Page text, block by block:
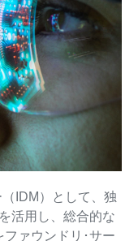
IDM）として、独
活用し、総合的な
ァウンドリ･サー